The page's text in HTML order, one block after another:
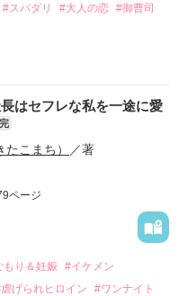
#スパダリ #大人の恋 #御曹司
た美桜。
の関係は壊れてしまう。
の離婚によって
れになった。
思っていた哲平に
はセフレな私を一途に愛
完
こまち） ／著
ページ
もり＆妊娠 #イケメン
げられヒロイン
#ワンナイト